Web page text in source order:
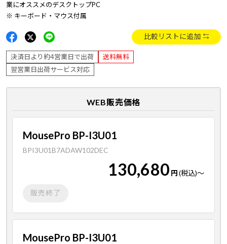
業にオススメのデスクトップPC
※ キーボード・マウス付属
比較リストに追加
決済日より約4営業日で出荷
送料無料
翌営業日出荷サービス対応
WEB販売価格
MousePro BP-I3U01
BPI3U01B7ADAW102DEC
130,680 円(税込)～
販売終了
MousePro BP-I3U01